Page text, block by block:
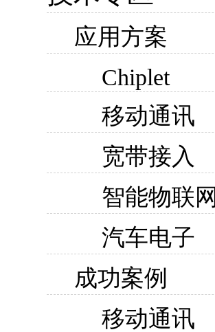
应用方案
Chiplet
移动通讯
宽带接入
智能物联网
汽车电子
成功案例
移动通讯